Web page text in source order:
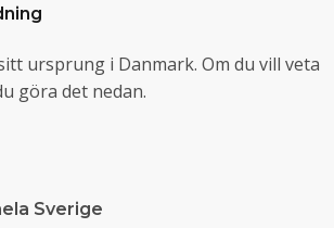
ursprung i Danmark. Om du vill veta
göra det nedan.
Sverige